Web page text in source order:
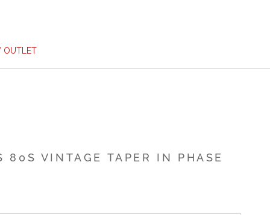
OUTLET
80S VINTAGE TAPER IN PHASE